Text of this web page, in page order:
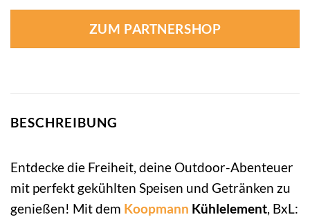
ZUM PARTNERSHOP
BESCHREIBUNG
Entdecke die Freiheit, deine Outdoor-Abenteuer
mit perfekt gekühlten Speisen und Getränken zu
genießen! Mit dem Koopmann Kühlelement , BxL: